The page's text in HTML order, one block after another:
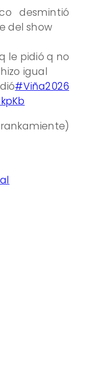
desmintió
del show
le pidió q no
igual
#Viña2026